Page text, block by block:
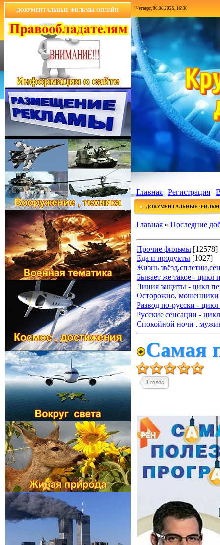
ДОКУМЕНТАЛЬНЫЕ ФИЛЬМЫ ОНЛАЙН Четверг, 06.08.2026, 16:30
Главная|Регистрация |
ДОКУМЕНТАЛЬНЫЕ
Главная » Последние
Прочие фильмы [12578]
Еда и продукты [1027]
Жизнь
Бывает же такое - цикл
Линия защиты - цикл
Осторожно, мошенники
Развод по-русски - цикл
Русские сенсации -
Спокойной ночи ,
Самая
1 голос